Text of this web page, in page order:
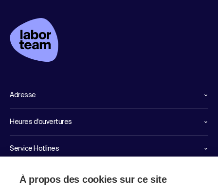
Adresse
Heures d'ouvertures
Service Hotlines
Liens importants
À propos des cookies sur ce site